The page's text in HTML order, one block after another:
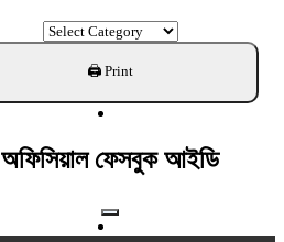
ক্যাটাগরি
খুঁজুন
অফিসিয়াল ফেসবুক আইডি